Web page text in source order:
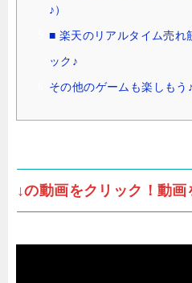
♪）
■ 楽天のリアルタイム売れ
ック♪
その他のゲームも楽しもう♪
↓の動画をクリック！動画